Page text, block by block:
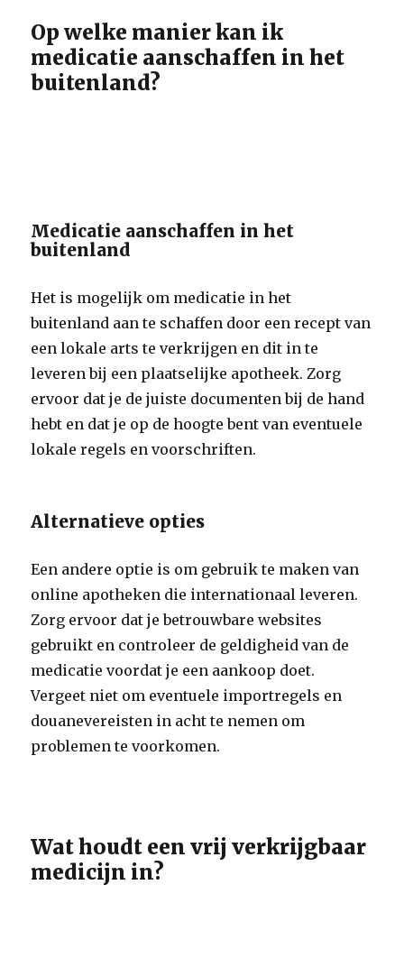
Op welke manier kan ik
medicatie aanschaffen in het
buitenland?
Medicatie aanschaffen in het
buitenland
Het is mogelijk om medicatie in het
buitenland aan te schaffen door een recept van
een lokale arts te verkrijgen en dit in te
leveren bij een plaatselijke apotheek. Zorg
ervoor dat je de juiste documenten bij de hand
hebt en dat je op de hoogte bent van eventuele
lokale regels en voorschriften.
Alternatieve opties
Een andere optie is om gebruik te maken van
online apotheken die internationaal leveren.
Zorg ervoor dat je betrouwbare websites
gebruikt en controleer de geldigheid van de
medicatie voordat je een aankoop doet.
Vergeet niet om eventuele importregels en
douanevereisten in acht te nemen om
problemen te voorkomen.
Wat houdt een vrij verkrijgbaar
medicijn in?